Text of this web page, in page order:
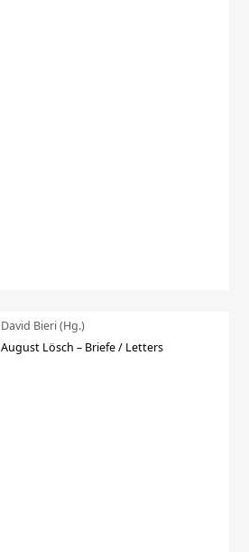
David Bieri (Hg.)
August Lösch – Briefe / Letters